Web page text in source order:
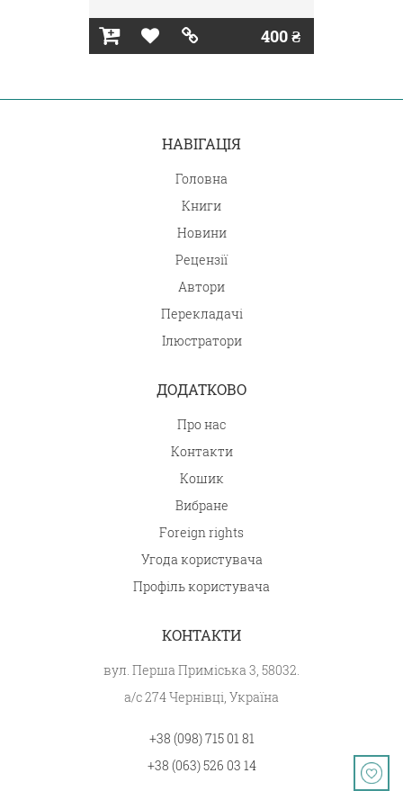
400 ₴
НАВІГАЦІЯ
Головна
Книги
Новини
Рецензії
Автори
Перекладачі
Ілюстратори
ДОДАТКОВО
Про нас
Контакти
Кошик
Вибране
Foreign rights
Угода користувача
Профіль користувача
КОНТАКТИ
вул. Перша Приміська 3, 58032.
а/с 274 Чернівці, Україна
+38 (098) 715 01 81
+38 (063) 526 03 14